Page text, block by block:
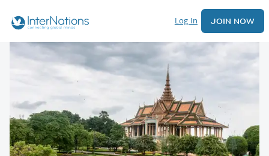
Log In JOIN NOW